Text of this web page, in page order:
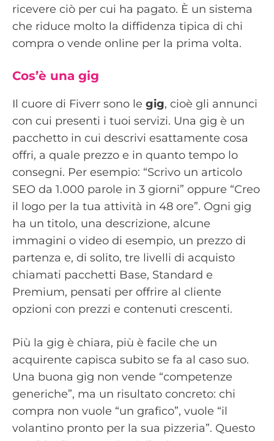
ricevere ciò per cui ha pagato. È un sistema
che riduce molto la diffidenza tipica di chi
compra o vende online per la prima volta.
Cos’è una gig
Il cuore di Fiverr sono le gig, cioè gli annunci
con cui presenti i tuoi servizi. Una gig è un
pacchetto in cui descrivi esattamente cosa
offri, a quale prezzo e in quanto tempo lo
consegni. Per esempio: “Scrivo un articolo
SEO da 1.000 parole in 3 giorni” oppure “Creo
il logo per la tua attività in 48 ore”. Ogni gig
ha un titolo, una descrizione, alcune
immagini o video di esempio, un prezzo di
partenza e, di solito, tre livelli di acquisto
chiamati pacchetti Base, Standard e
Premium, pensati per offrire al cliente
opzioni con prezzi e contenuti crescenti.
Più la gig è chiara, più è facile che un
acquirente capisca subito se fa al caso suo.
Una buona gig non vende “competenze
generiche”, ma un risultato concreto: chi
compra non vuole “un grafico”, vuole “il
volantino pronto per la sua pizzeria”. Questo